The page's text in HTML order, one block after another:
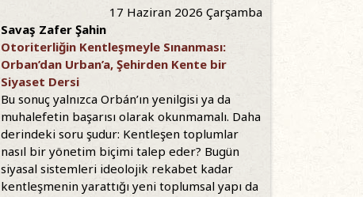
17 Haziran 2026 Çarşamba
Savaş Zafer Şahin
Otoriterliğin Kentleşmeyle Sınanması:
Orban’dan Urban’a, Şehirden Kente bir
Siyaset Dersi
Bu sonuç yalnızca Orbán’ın yenilgisi ya da
muhalefetin başarısı olarak okunmamalı. Daha
derindeki soru şudur: Kentleşen toplumlar
nasıl bir yönetim biçimi talep eder? Bugün
siyasal sistemleri ideolojik rekabet kadar
kentleşmenin yarattığı yeni toplumsal yapı da